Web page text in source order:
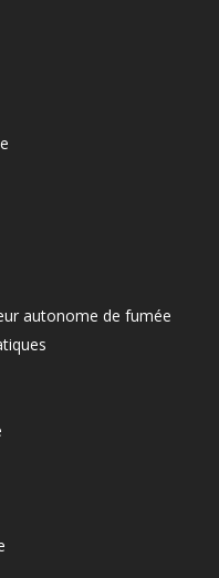
autonome de fumée